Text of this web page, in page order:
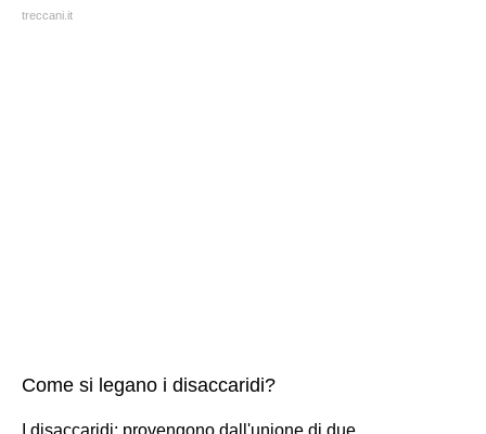
treccani.it
Come si legano i disaccaridi?